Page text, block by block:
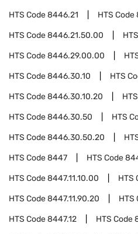
HTS Code8446.21 HTS Code
HTS Code8446.21.50.00
HTS Code8446.29.00.00
HTS Code8446.30.10 HTS
HTS Code8446.30.10.20
HTS Code8446.30.50 HTS
HTS Code8446.30.50.20
HTS Code8447 HTS Code
HTS Code8447.11.10.00 HTS
HTS Code8447.11.90.20 HTS
HTS Code8447.12 HTS Code